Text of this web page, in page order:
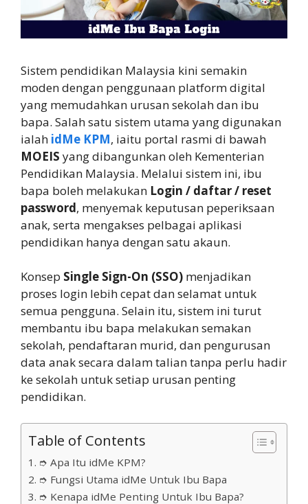
Sistem pendidikan Malaysia kini semakin
moden dengan penggunaan platform digital
yang memudahkan urusan sekolah dan ibu
bapa. Salah satu sistem utama yang digunakan
ialah idMe KPM, iaitu portal rasmi di bawah
MOEIS yang dibangunkan oleh Kementerian
Pendidikan Malaysia. Melalui sistem ini, ibu
bapa boleh melakukan Login / daftar / reset
password, menyemak keputusan peperiksaan
anak, serta mengakses pelbagai aplikasi
pendidikan hanya dengan satu akaun.
Konsep Single Sign-On (SSO) menjadikan
proses login lebih cepat dan selamat untuk
semua pengguna. Selain itu, sistem ini turut
membantu ibu bapa melakukan semakan
sekolah, pendaftaran murid, dan pengurusan
data anak secara dalam talian tanpa perlu hadir
ke sekolah untuk setiap urusan penting
pendidikan.
Table of Contents
➮ Apa Itu idMe KPM?
➮ Fungsi Utama idMe Untuk Ibu Bapa
➮ Kenapa idMe Penting Untuk Ibu Bapa?